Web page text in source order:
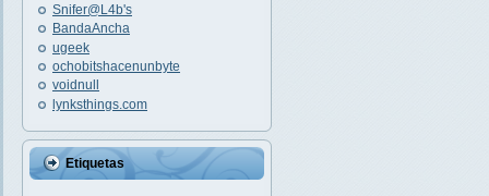
Snifer@L4b's
BandaAncha
ugeek
ochobitshacenunbyte
voidnull
lynksthings.com
Etiquetas